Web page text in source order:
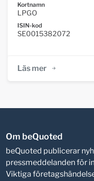
Kortnamn
LPGO
ISIN-kod
SE0015382072
Läs mer
Om beQuoted
beQuoted publicerar
pressmeddelanden för
Viktiga